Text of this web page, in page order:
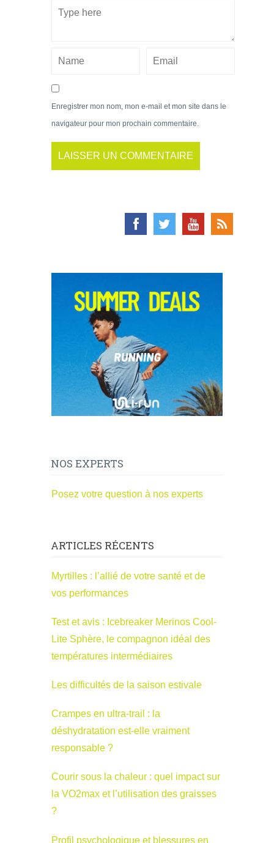
Enregistrer mon nom, mon e-mail et mon site dans le
navigateur pour mon prochain commentaire.
NOS EXPERTS
Posez votre question à nos experts
ARTICLES RÉCENTS
Myrtilles : l’allié de votre santé et de
vos performances
Test et avis : Icebreaker Merinos Cool-
Lite Sphère, le compagnon idéal des
températures intermédiaires
Les difficultés de la saison estivale
Crampes en ultra-trail : la
déshydratation est-elle vraiment
responsable ?
Courir sous la chaleur : quel impact sur
la VO2max et l’utilisation des graisses
?
Profil psychologique et blessures en